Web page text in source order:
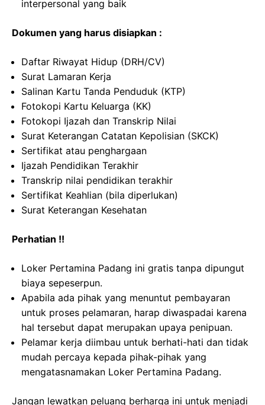
interpersonal yang baik
Dokumen yang harus disiapkan :
Daftar Riwayat Hidup (DRH/CV)
Surat Lamaran Kerja
Salinan Kartu Tanda Penduduk (KTP)
Fotokopi Kartu Keluarga (KK)
Fotokopi Ijazah dan Transkrip Nilai
Surat Keterangan Catatan Kepolisian (SKCK)
Sertifikat atau penghargaan
Ijazah Pendidikan Terakhir
Transkrip nilai pendidikan terakhir
Sertifikat Keahlian (bila diperlukan)
Surat Keterangan Kesehatan
Perhatian !!
Loker Pertamina Padang ini gratis tanpa dipungut
biaya sepeserpun.
Apabila ada pihak yang menuntut pembayaran
untuk proses pelamaran, harap diwaspadai karena
hal tersebut dapat merupakan upaya penipuan.
Pelamar kerja diimbau untuk berhati-hati dan tidak
mudah percaya kepada pihak-pihak yang
mengatasnamakan Loker Pertamina Padang.
Jangan lewatkan peluang berharga ini untuk menjadi